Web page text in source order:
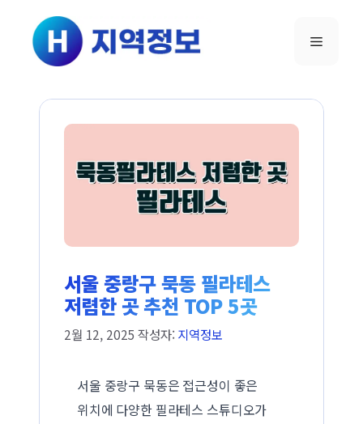
건너뛰기
메뉴
서울 중랑구 묵동 필라테스
저렴한 곳 추천 TOP 5곳
2월 12, 2025 작성자: 지역정보
서울 중랑구 묵동은 접근성이 좋은
위치에 다양한 필라테스 스튜디오가